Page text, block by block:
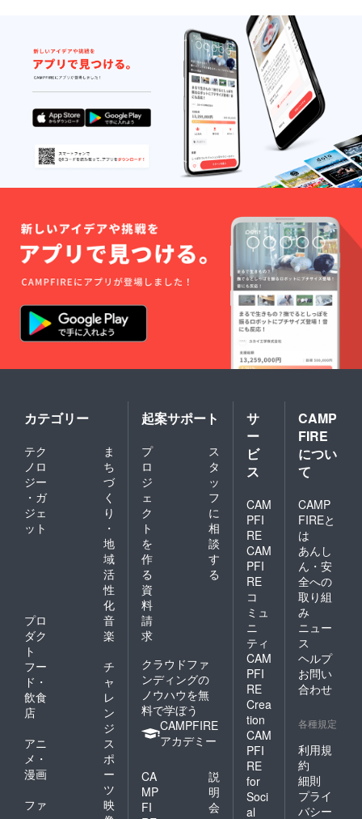
カテゴリー
テク
ノロ
ジー
・ガ
ジェ
ット
ま
ち
づ
く
り
・
地
域
活
性
化
プロ
ダク
ト
音
楽
フー
ド・
飲食
店
チ
ャ
レ
ン
ジ
アニ
メ・
漫画
ス
ポ
ー
ツ
ファ
映
起案サポート
プ
ロ
ジ
ェ
ク
ト
を
作
る
ス
タ
ッ
フ
に
相
談
す
る
資
料
請
求
クラウドファ
ンディングの
ノウハウを無
料で学ぼう
CAMPFIRE
アカデミー
CA
MP
FI
説
明
会
サ
ー
ビ
ス
CAM
PFI
RE
CAM
PFI
RE
コ
ミュ
ニ
ティ
CAM
PFI
RE
Crea
tion
CAM
PFI
RE
for
Soci
al
CAMP
FIRE
につい
て
CAMP
FIREと
は
あんし
ん・安
全への
取り組
み
ニュー
ス
ヘルプ
お問い
合わせ
各種規定
利用規
約
細則
プライ
バシー